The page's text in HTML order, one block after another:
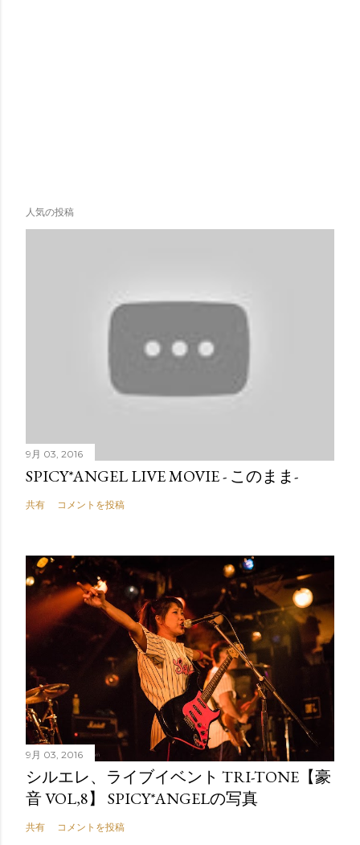
人気の投稿
9月 03, 2016
SPICY*ANGEL LIVE MOVIE - このまま-
共有 コメントを投稿
9月 03, 2016
シルエレ、ライブイベント TRI-TONE【豪
音 VOL,8】 SPICY*ANGELの写真
共有 コメントを投稿